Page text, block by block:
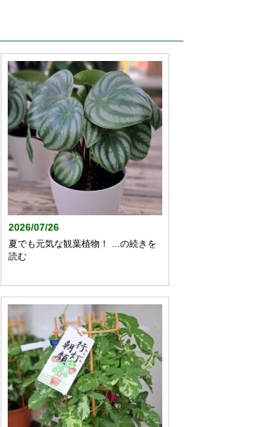
2026/07/26
夏でも元気な観葉植物！ ...の続きを
読む